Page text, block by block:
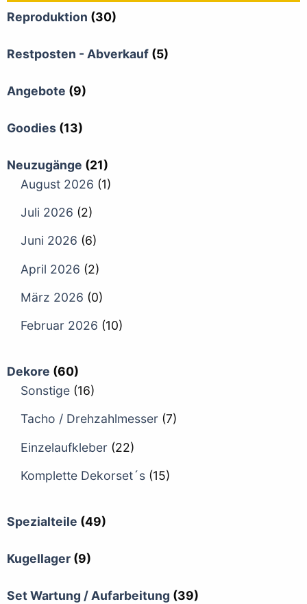
Reproduktion (30)
Restposten - Abverkauf (5)
Angebote (9)
Goodies (13)
Neuzugänge (21)
August 2026 (1)
Juli 2026 (2)
Juni 2026 (6)
April 2026 (2)
März 2026 (0)
Februar 2026 (10)
Dekore (60)
Sonstige (16)
Tacho / Drehzahlmesser (7)
Einzelaufkleber (22)
Komplette Dekorset´s (15)
Spezialteile (49)
Kugellager (9)
Set Wartung / Aufarbeitung (39)